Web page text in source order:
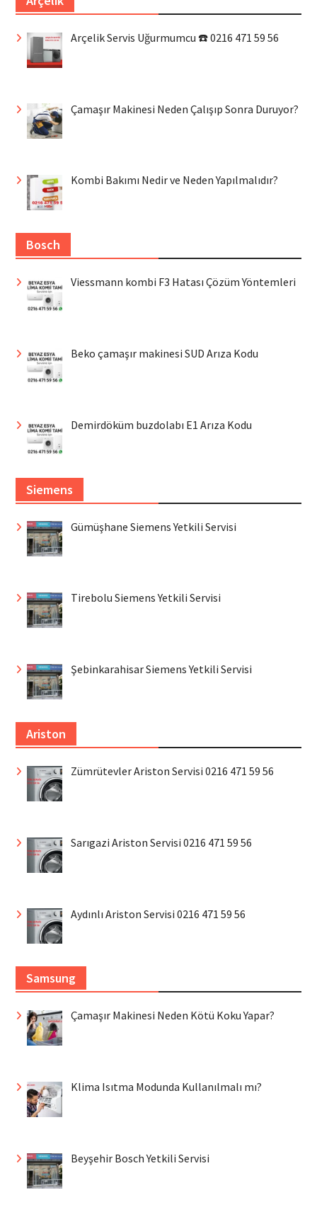
Arçelik Servis Uğurmumcu ☎️ 0216 471 59 56
Çamaşır Makinesi Neden Çalışıp Sonra Duruyor?
Kombi Bakımı Nedir ve Neden Yapılmalıdır?
Bosch
Viessmann kombi F3 Hatası Çözüm Yöntemleri
Beko çamaşır makinesi SUD Arıza Kodu
Demirdöküm buzdolabı E1 Arıza Kodu
Siemens
Gümüşhane Siemens Yetkili Servisi
Tirebolu Siemens Yetkili Servisi
Şebinkarahisar Siemens Yetkili Servisi
Ariston
Zümrütevler Ariston Servisi 0216 471 59 56
Sarıgazi Ariston Servisi 0216 471 59 56
Aydınlı Ariston Servisi 0216 471 59 56
Samsung
Çamaşır Makinesi Neden Kötü Koku Yapar?
Klima Isıtma Modunda Kullanılmalı mı?
Beyşehir Bosch Yetkili Servisi